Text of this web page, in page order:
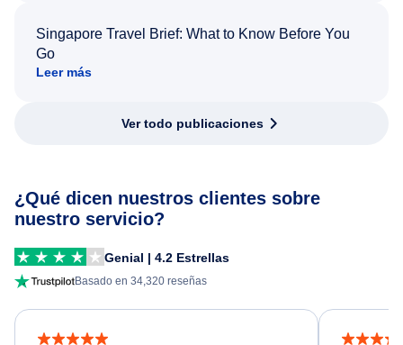
Singapore Travel Brief: What to Know Before You
Go
Leer más
Ver todo publicaciones
¿Qué dicen nuestros clientes sobre
nuestro servicio?
Genial | 4.2 Estrellas
Basado en 34,320 reseñas